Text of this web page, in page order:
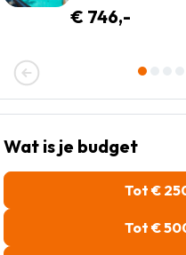
€ 746,-
Wat is je budget
Tot €
Tot €